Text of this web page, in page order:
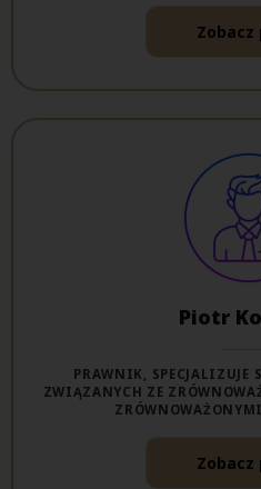
Zobacz
Piotr
PRAWNIK, SPECJALIZUJE
ZWIĄZANYCH ZE
Zobacz